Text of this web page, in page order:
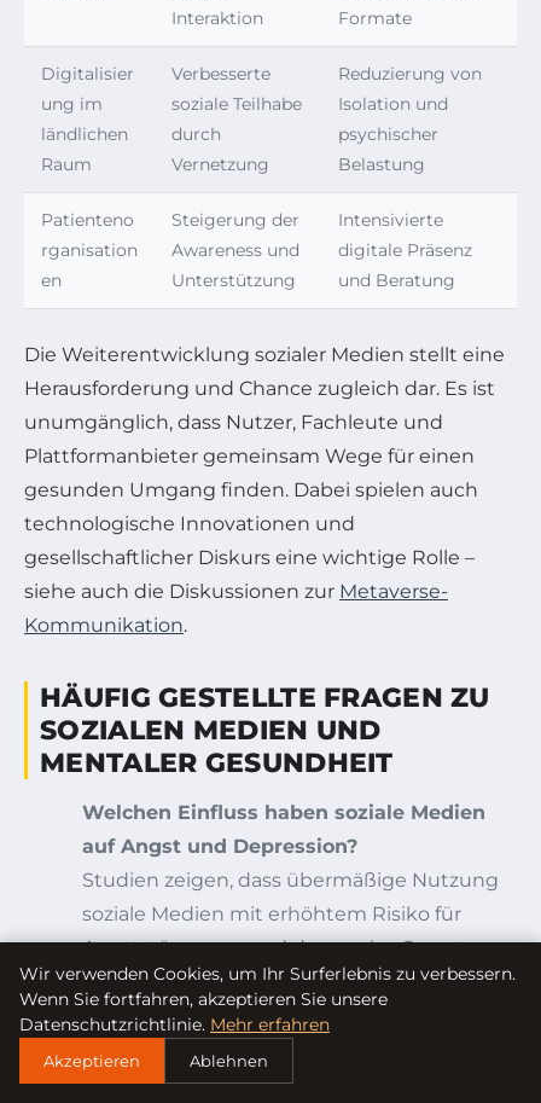
Interaktion
Formate
Digitalisier
ung im
ländlichen
Raum
Verbesserte
soziale Teilhabe
durch
Vernetzung
Reduzierung von
Isolation und
psychischer
Belastung
Patienteno
rganisation
en
Steigerung der
Awareness und
Unterstützung
Intensivierte
digitale Präsenz
und Beratung
Die Weiterentwicklung sozialer Medien stellt eine
Herausforderung und Chance zugleich dar. Es ist
unumgänglich, dass Nutzer, Fachleute und
Plattformanbieter gemeinsam Wege für einen
gesunden Umgang finden. Dabei spielen auch
technologische Innovationen und
gesellschaftlicher Diskurs eine wichtige Rolle –
siehe auch die Diskussionen zur Metaverse-
Kommunikation.
HÄUFIG GESTELLTE FRAGEN ZU
SOZIALEN MEDIEN UND
MENTALER GESUNDHEIT
Welchen Einfluss haben soziale Medien
auf Angst und Depression?
Studien zeigen, dass übermäßige Nutzung
soziale Medien mit erhöhtem Risiko für
Angststörungen und depressive Symptome
einhergehen kann, vor allem durch sozialen
Vergleich und ständige Verfügbarkeit von
negativen Nachrichten.
Wie kann ich den negativen Einfluss
Wir verwenden Cookies, um Ihr Surferlebnis zu verbessern.
Wenn Sie fortfahren, akzeptieren Sie unsere
Datenschutzrichtlinie. Mehr erfahren
Akzeptieren Ablehnen